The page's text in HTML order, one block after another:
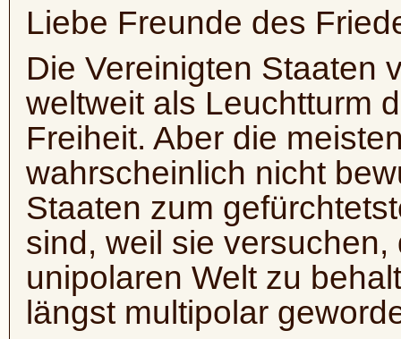
Liebe Freunde des
Die Vereinigten Staaten
weltweit als Leuchtturm
Freiheit. Aber die
wahrscheinlich nicht
Staaten zum
sind, weil sie
unipolaren Welt zu
längst multipolar